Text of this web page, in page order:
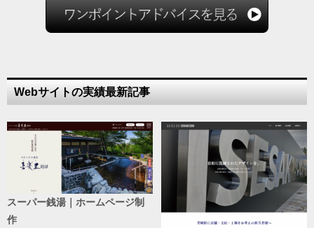
Webサイトの実績最新記事
スーパー銭湯｜ホームページ制
作